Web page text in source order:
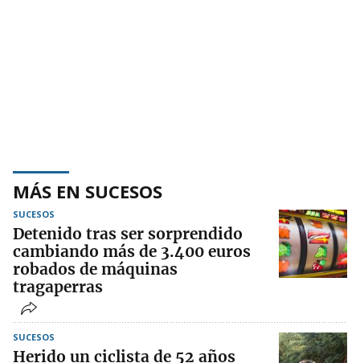
MÁS EN SUCESOS
SUCESOS
Detenido tras ser sorprendido
cambiando más de 3.400 euros
robados de máquinas
tragaperras
SUCESOS
Herido un ciclista de 52 años